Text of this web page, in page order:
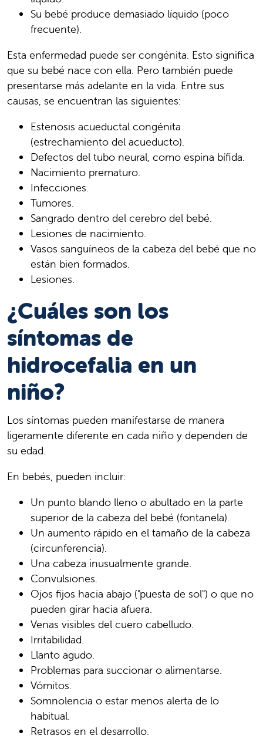
Su bebé produce demasiado líquido (poco
frecuente).
Esta enfermedad puede ser congénita. Esto significa
que su bebé nace con ella. Pero también puede
presentarse más adelante en la vida. Entre sus
causas, se encuentran las siguientes:
Estenosis acueductal congénita
(estrechamiento del acueducto).
Defectos del tubo neural, como espina bífida.
Nacimiento prematuro.
Infecciones.
Tumores.
Sangrado dentro del cerebro del bebé.
Lesiones de nacimiento.
Vasos sanguíneos de la cabeza del bebé que no
están bien formados.
Lesiones.
¿Cuáles son los
síntomas de
hidrocefalia en un
niño?
Los síntomas pueden manifestarse de manera
ligeramente diferente en cada niño y dependen de
su edad.
En bebés, pueden incluir:
Un punto blando lleno o abultado en la parte
superior de la cabeza del bebé (fontanela).
Un aumento rápido en el tamaño de la cabeza
(circunferencia).
Una cabeza inusualmente grande.
Convulsiones.
Ojos fijos hacia abajo ("puesta de sol") o que no
pueden girar hacia afuera.
Venas visibles del cuero cabelludo.
Irritabilidad.
Llanto agudo.
Problemas para succionar o alimentarse.
Vómitos.
Somnolencia o estar menos alerta de lo
habitual.
Retrasos en el desarrollo.